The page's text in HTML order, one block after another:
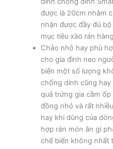
được là 20cm nhằm
nhận được đầy đủ
mục tiêu xào rán
Chảo nhỏ hay phù
cho gia đình neo
biến một số lượng
chống dính cũng
quả trứng gia cầm
đồng nhỏ và rất
hay khi dùng của
hợp rán món ăn gì
chế biến không nhất